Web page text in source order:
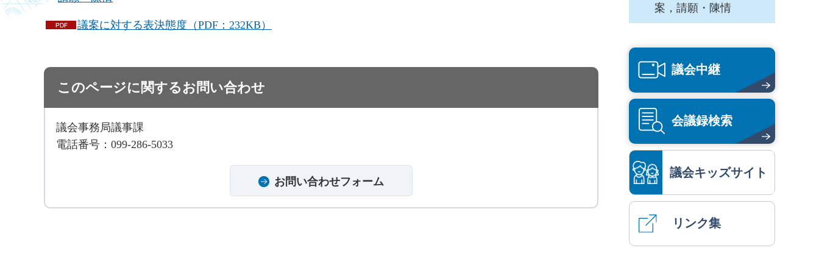
議案に対する表決態度（PDF：232KB）
このページに関するお問い合わせ
議会事務局議事課
電話番号：099-286-5033
案，請願・陳情
議会中継
会議録検索
議会キッズサイト
リンク集